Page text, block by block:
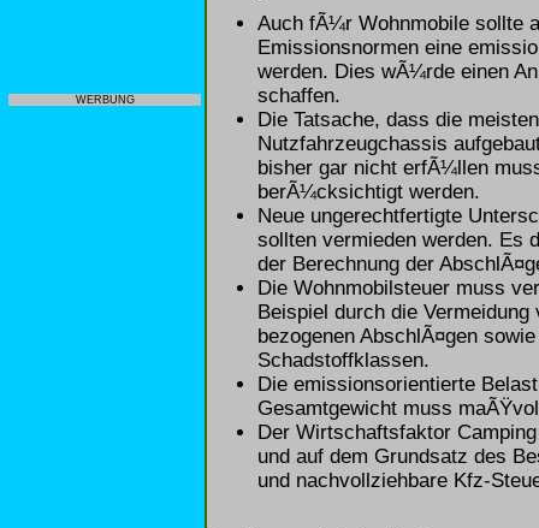
WERBUNG
Auch fÃ¼r Wohnmobile sollte
Emissionsnormen eine
werden. Dies wÃ¼rde einen
schaffen.
Die Tatsache, dass die
Nutzfahrzeugchassis
bisher gar nicht erfÃ¼llen
berÃ¼cksichtigt werden.
Neue ungerechtfertigte
sollten vermieden werden. Es
der Berechnung der
Die Wohnmobilsteuer muss
Beispiel durch die
bezogenen AbschlÃ¤gen
Schadstoffklassen.
Die emissionsorientierte
Gesamtgewicht muss
Der Wirtschaftsfaktor
und auf dem Grundsatz des
und nachvollziehbare Kfz-